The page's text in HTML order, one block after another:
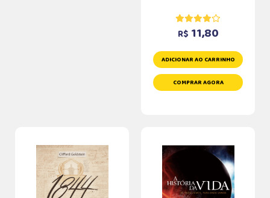
R$ 11,80
ADICIONAR AO CARRINHO
COMPRAR AGORA